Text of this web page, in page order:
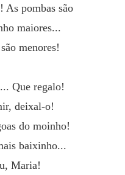
As pombas são
maiores...
menores!
Que regalo!
deixal-o!
do moinho!
baixinho...
Maria!